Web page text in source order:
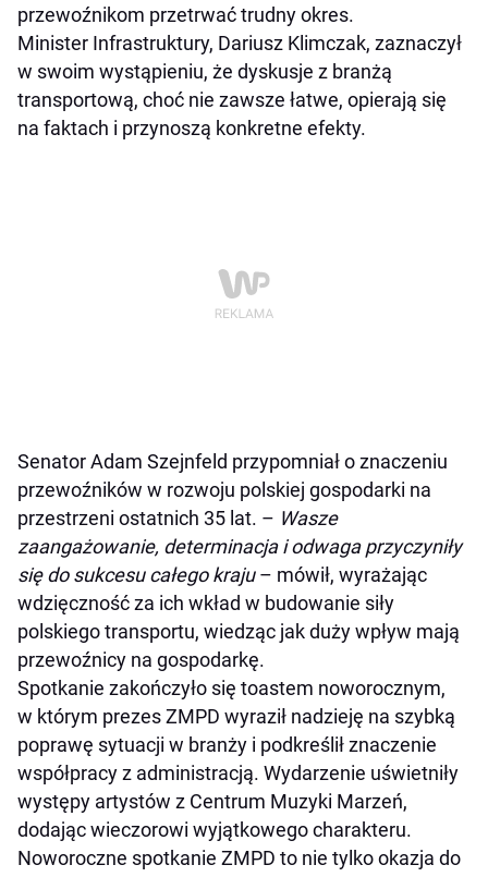
przewoźnikom przetrwać trudny okres.
Minister Infrastruktury, Dariusz Klimczak, zaznaczył
w swoim wystąpieniu, że dyskusje z branżą
transportową, choć nie zawsze łatwe, opierają się
na faktach i przynoszą konkretne efekty.
Senator Adam Szejnfeld przypomniał o znaczeniu
przewoźników w rozwoju polskiej gospodarki na
przestrzeni ostatnich 35 lat. – Wasze
zaangażowanie, determinacja i odwaga przyczyniły
się do sukcesu całego kraju– mówił, wyrażając
wdzięczność za ich wkład w budowanie siły
polskiego transportu, wiedząc jak duży wpływ mają
przewoźnicy na gospodarkę.
Spotkanie zakończyło się toastem noworocznym,
w którym prezes ZMPD wyraził nadzieję na szybką
poprawę sytuacji w branży i podkreślił znaczenie
współpracy z administracją. Wydarzenie uświetniły
występy artystów z Centrum Muzyki Marzeń,
dodając wieczorowi wyjątkowego charakteru.
Noworoczne spotkanie ZMPD to nie tylko okazja do